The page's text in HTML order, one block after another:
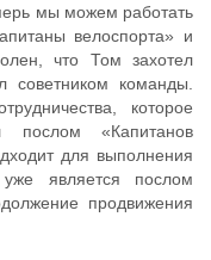
мы можем работать
велоспорта» и
что Том захотел
советником команды.
которое
«Капитанов
для выполнения
является послом
продвижения